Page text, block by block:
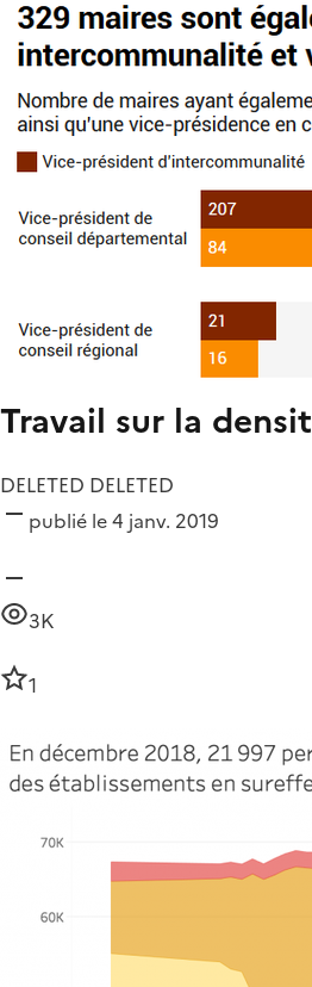
Travail sur la
DELETED DELETED
publié le 4 janv. 2019
3K
1